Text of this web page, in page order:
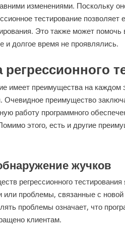
изменениями. Поскольку
тестирование
Это также может
и долгое время не проявлялись.
имеет преимущества на каждом
Очевидное преимущество
работу программного
этого, есть и другие
жучков
регрессионного
проблемы, связанные с
проблемы означает, что
клиентам.